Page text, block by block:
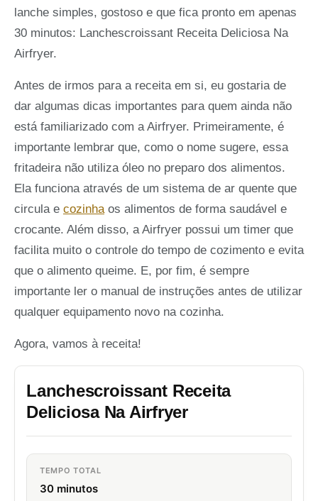
lanche simples, gostoso e que fica pronto em apenas
30 minutos: Lanchescroissant Receita Deliciosa Na
Airfryer.
Antes de irmos para a receita em si, eu gostaria de
dar algumas dicas importantes para quem ainda não
está familiarizado com a Airfryer. Primeiramente, é
importante lembrar que, como o nome sugere, essa
fritadeira não utiliza óleo no preparo dos alimentos.
Ela funciona através de um sistema de ar quente que
circula e cozinhaos alimentos de forma saudável e
crocante. Além disso, a Airfryer possui um timer que
facilita muito o controle do tempo de cozimento e evita
que o alimento queime. E, por fim, é sempre
importante ler o manual de instruções antes de utilizar
qualquer equipamento novo na cozinha.
Agora, vamos à receita!
Lanchescroissant Receita
Deliciosa Na Airfryer
TEMPO TOTAL
30 minutos